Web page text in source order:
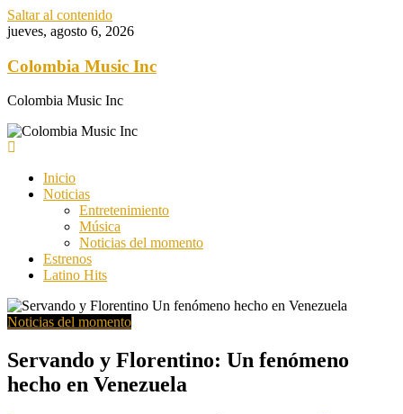
Saltar al contenido
jueves, agosto 6, 2026
Colombia Music Inc
Colombia Music Inc
Inicio
Noticias
Entretenimiento
Música
Noticias del momento
Estrenos
Latino Hits
Noticias del momento
Servando y Florentino: Un fenómeno
hecho en Venezuela